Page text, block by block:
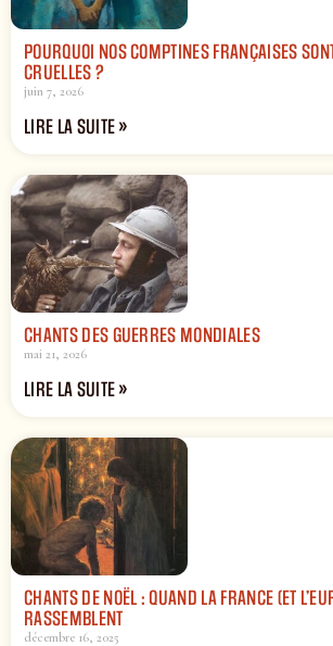
POURQUOI NOS COMPTINES FRANÇAISES
CRUELLES ?
juin 7, 2026
LIRE LA SUITE »
CHANTS DES GUERRES MONDIALES
mai 21, 2026
LIRE LA SUITE »
CHANTS DE NOËL : QUAND LA FRANCE (ET
RASSEMBLENT
décembre 16, 2025